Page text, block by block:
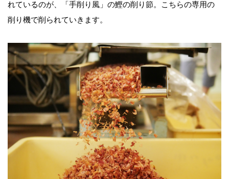
れているのが、「手削り風」の鰹の削り節。こちらの専用の
削り機で削られていきます。